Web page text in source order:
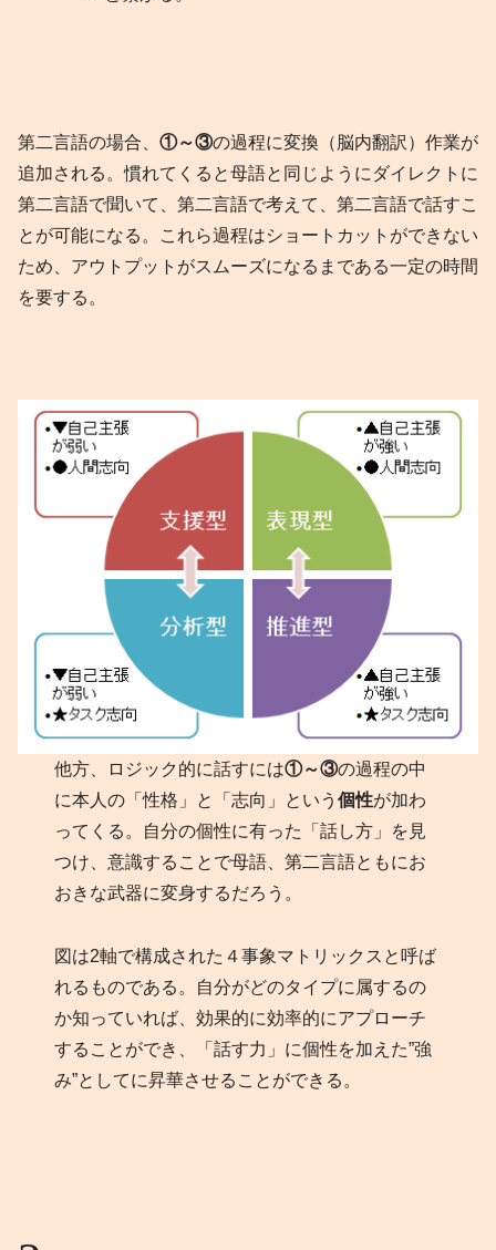
第二言語の場合、 ①～③の過程に変換（脳内翻訳）作業が
追加される。慣れてくると母語と同じようにダイレクトに
第二言語で聞いて、第二言語で考えて、第二言語で話すこ
とが可能になる。これら過程はショートカットができない
ため、アウトプットがスムーズになるまである一定の時間
を要する。
他方、ロジック的に話すには①～③の過程の中
に本人の「性格」と「志向」という個性が加わ
ってくる。自分の個性に有った「話し方」を見
つけ、意識することで母語、第二言語ともにお
おきな武器に変身するだろう。
図は2軸で構成された４事象マトリックスと呼ば
れるものである。自分がどのタイプに属するの
か知っていれば、効果的に効率的にアプローチ
することができ、「話す力」に個性を加えた”強
み”としてに昇華させることができる。